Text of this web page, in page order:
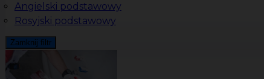
Angielski podstawowy
Rosyjski podstawowy
Zamknij filtr